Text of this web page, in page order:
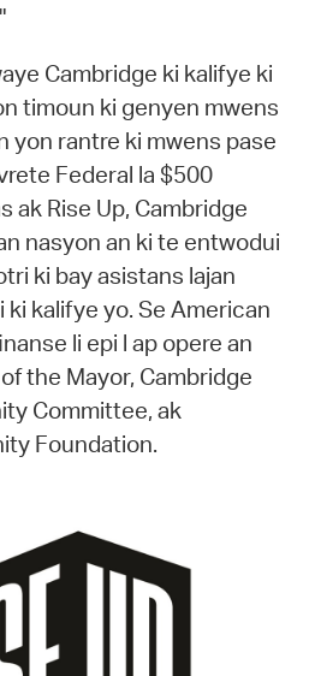
Cambridge ki kalifye ki
timoun ki genyen mwens
yon rantre ki mwens pase
Federal la $500
ak Rise Up, Cambridge
nasyon an ki te entwodui
ki bay asistans lajan
kalifye yo. Se American
li epi l ap opere an
the Mayor, Cambridge
Committee, ak
Foundation.